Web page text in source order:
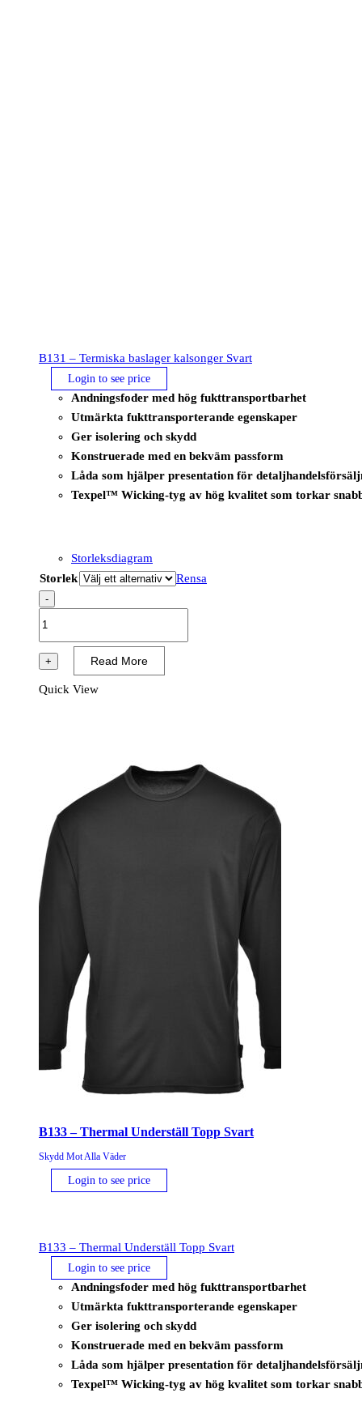
B131 – Termiska baslager kalsonger Svart
Login to see price
Andningsfoder med hög fukttransportbarhet
Utmärkta fukttransporterande egenskaper
Ger isolering och skydd
Konstruerade med en bekväm passform
Låda som hjälper presentation för
Texpel™ Wicking-tyg av hög kvalitet som torkar
Storleksdiagram
Storlek
Rensa
-
Termiska
baslager
kalsonger
+ Read More
Quick View
B133 – Thermal Underställ Topp Svart
Skydd Mot Alla Väder
Login to see price
B133 – Thermal Underställ Topp Svart
Login to see price
Andningsfoder med hög fukttransportbarhet
Utmärkta fukttransporterande egenskaper
Ger isolering och skydd
Konstruerade med en bekväm passform
Låda som hjälper presentation för
Texpel™ Wicking-tyg av hög kvalitet som torkar